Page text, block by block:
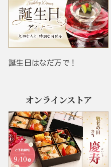
誕生日はなだ万で！
オンラインストア